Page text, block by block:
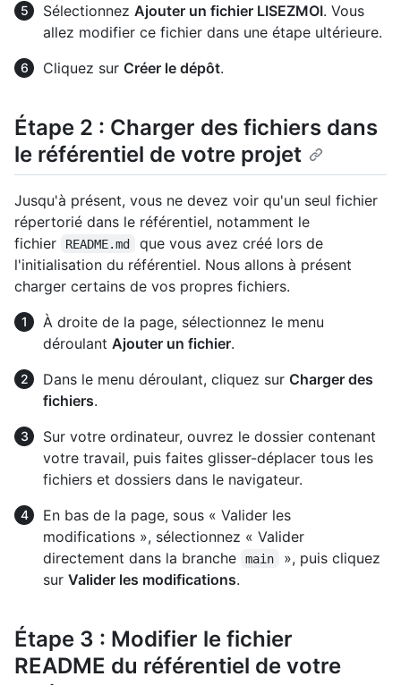
Sélectionnez Ajouter un fichier LISEZMOI. Vous
allez modifier ce fichier dans une étape ultérieure.
Cliquez sur Créer le dépôt.
Étape 2 : Charger des fichiers dans
le référentiel de votre projet
Jusqu'à présent, vous ne devez voir qu'un seul fichier
répertorié dans le référentiel, notamment le
fichier
README.md
que vous avez créé lors de
l'initialisation du référentiel. Nous allons à présent
charger certains de vos propres fichiers.
À droite de la page, sélectionnez le menu
déroulant Ajouter un fichier.
Dans le menu déroulant, cliquez sur Charger des
fichiers.
Sur votre ordinateur, ouvrez le dossier contenant
votre travail, puis faites glisser-déplacer tous les
fichiers et dossiers dans le navigateur.
En bas de la page, sous « Valider les
modifications », sélectionnez « Valider
directement dans la branche
main
», puis cliquez
sur Valider les modifications.
Étape 3 : Modifier le fichier
README du référentiel de votre